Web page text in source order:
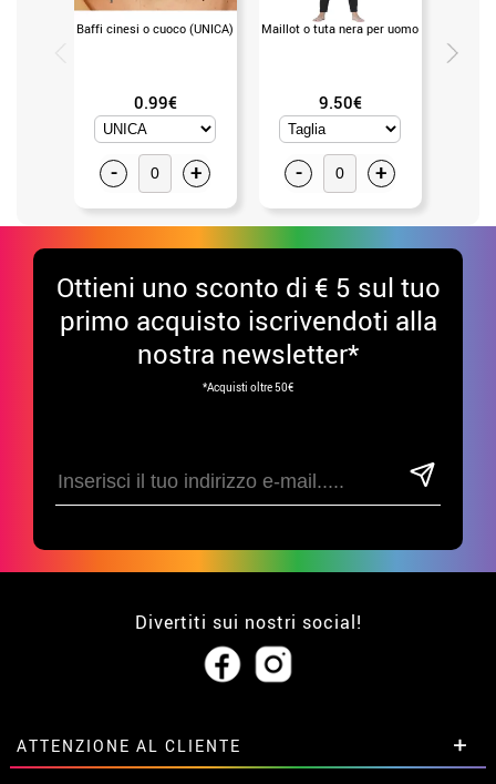
Baffi cinesi o cuoco (UNICA)
0.99€
- +
Maillot o tuta nera per uomo
9.50€
- +
Ottieni uno sconto di € 5 sul tuo
primo acquisto iscrivendoti alla
nostra newsletter*
*Acquisti oltre 50€
Divertiti sui nostri social!
ATTENZIONE AL CLIENTE